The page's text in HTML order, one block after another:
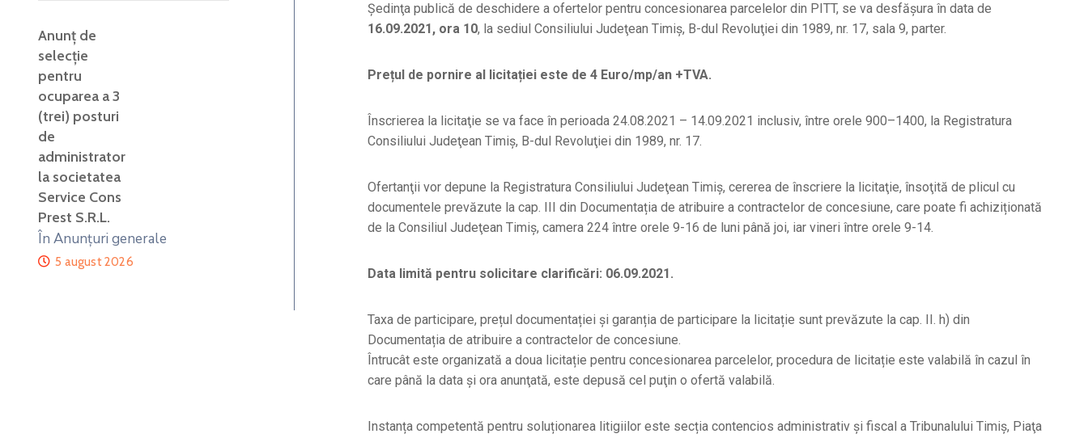
Ședinţa publică de deschidere a ofertelor pentru concesionarea parcelelor din PITT, se va desfăşura în data de
16.09.2021, ora 10, la sediul Consiliului Judeţean Timiş, B-dul Revoluţiei din 1989, nr. 17, sala 9, parter.
Prețul de pornire al licitației este de 4 Euro/mp/an +TVA.
Înscrierea la licitaţie se va face în perioada 24.08.2021 – 14.09.2021 inclusiv, între orele 900–1400, la Registratura
Consiliului Judeţean Timiş, B-dul Revoluţiei din 1989, nr. 17.
Ofertanţii vor depune la Registratura Consiliului Judeţean Timiş, cererea de înscriere la licitaţie, însoţită de plicul cu
documentele prevăzute la cap. III din Documentația de atribuire a contractelor de concesiune, care poate fi achiziționată
de la Consiliul Judeţean Timiş, camera 224 între orele 9-16 de luni până joi, iar vineri între orele 9-14.
Data limită pentru solicitare clarificări: 06.09.2021.
Taxa de participare, prețul documentației și garanția de participare la licitație sunt prevăzute la cap. II. h) din
Documentația de atribuire a contractelor de concesiune.
Întrucât este organizată a doua licitație pentru concesionarea parcelelor, procedura de licitație este valabilă în cazul în
care până la data şi ora anunţată, este depusă cel puţin o ofertă valabilă.
Instanța competentă pentru soluționarea litigiilor este secția contencios administrativ și fiscal a Tribunalului Timiș, Piaţa
Anunţ de
selecţie
pentru
ocuparea a 3
(trei) posturi
de
administrator
la societatea
Service Cons
Prest S.R.L.
În Anunțuri generale
5 august 2026